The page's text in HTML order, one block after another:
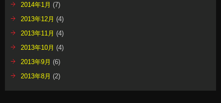
2014年1月 (7)
2013年12月 (4)
2013年11月 (4)
2013年10月 (4)
2013年9月 (6)
2013年8月 (2)